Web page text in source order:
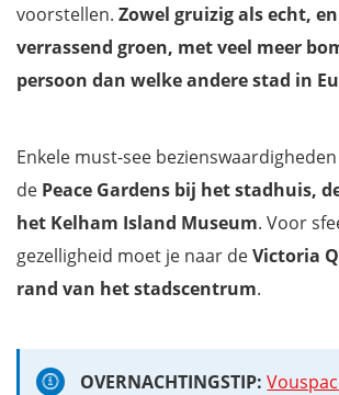
voorstellen. Zowel gruizig als echt,
verrassend groen, met veel meer
persoon dan welke andere stad in
Enkele must-see
de Peace Gardens bij het stadhuis,
het Kelham Island Museum. Voor
gezelligheid moet je naar deVictoria
rand van het stadscentrum.
OVERNACHTINGSTIP: